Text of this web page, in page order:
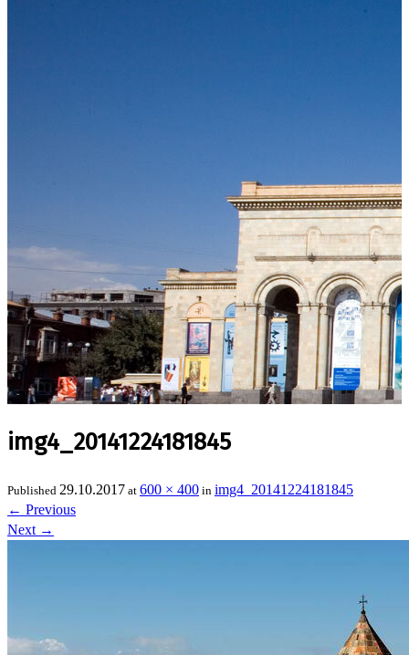
img4_20141224181845
Published 29.10.2017 at 600 × 400 in img4_20141224181845
← Previous
Next →